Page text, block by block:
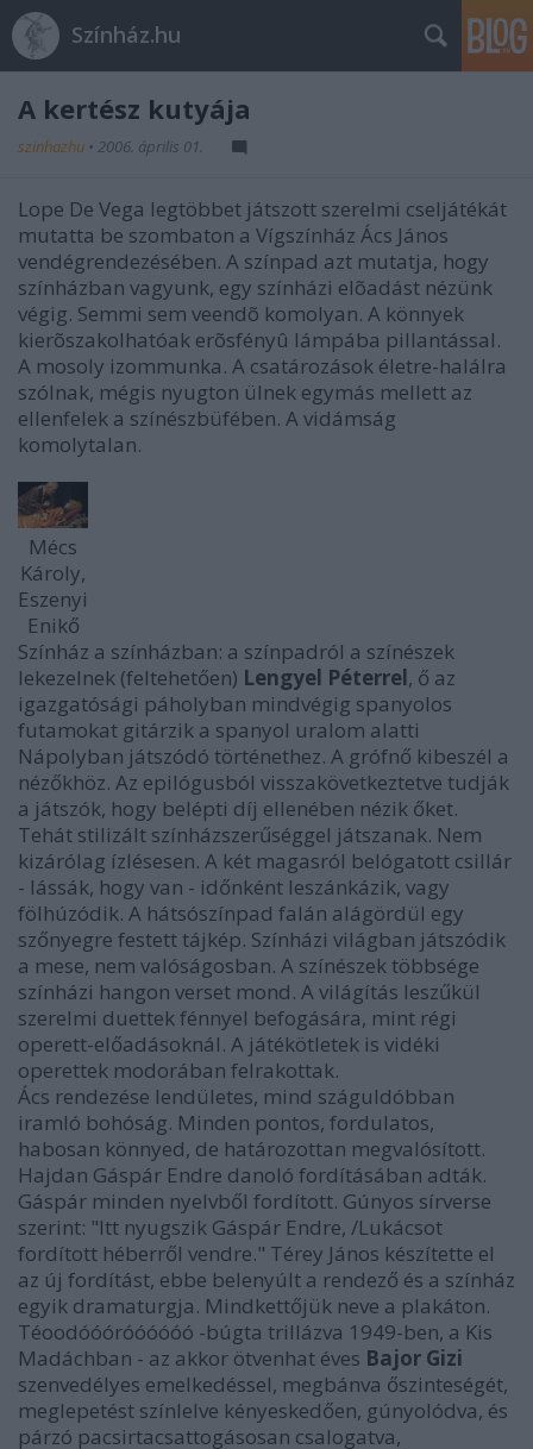
Színház.hu
A kertész kutyája
szinhazhu • 2006. április 01.
Lope De Vega legtöbbet játszott szerelmi cseljátékát
mutatta be szombaton a Vígszínház Ács János
vendégrendezésében. A színpad azt mutatja, hogy
színházban vagyunk, egy színházi elõadást nézünk
végig. Semmi sem veendõ komolyan. A könnyek
kierõszakolhatóak erõsfényû lámpába pillantással.
A mosoly izommunka. A csatározások életre-halálra
szólnak, mégis nyugton ülnek egymás mellett az
ellenfelek a színészbüfében. A vidámság
komolytalan.
Mécs
Károly,
Eszenyi
Enikő
Színház a színházban: a színpadról a színészek
lekezelnek (feltehetően) Lengyel Péterrel, ő az
igazgatósági páholyban mindvégig spanyolos
futamokat gitárzik a spanyol uralom alatti
Nápolyban játszódó történethez. A grófnő kibeszél a
nézőkhöz. Az epilógusból visszakövetkeztetve tudják
a játszók, hogy belépti díj ellenében nézik őket.
Tehát stilizált színházszerűséggel játszanak. Nem
kizárólag ízlésesen. A két magasról belógatott csillár
- lássák, hogy van - időnként leszánkázik, vagy
fölhúzódik. A hátsószínpad falán alágördül egy
szőnyegre festett tájkép. Színházi világban játszódik
a mese, nem valóságosban. A színészek többsége
színházi hangon verset mond. A világítás leszűkül
szerelmi duettek fénnyel befogására, mint régi
operett-előadásoknál. A játékötletek is vidéki
operettek modorában felrakottak.
Ács rendezése lendületes, mind száguldóbban
iramló bohóság. Minden pontos, fordulatos,
habosan könnyed, de határozottan megvalósított.
Hajdan Gáspár Endre danoló fordításában adták.
Gáspár minden nyelvből fordított. Gúnyos sírverse
szerint: "Itt nyugszik Gáspár Endre, /Lukácsot
fordított héberről vendre." Térey János készítette el
az új fordítást, ebbe belenyúlt a rendező és a színház
egyik dramaturgja. Mindkettőjük neve a plakáton.
Téoodóóóróóóóóó -búgta trillázva 1949-ben, a Kis
Madáchban - az akkor ötvenhat éves Bajor Gizi
szenvedélyes emelkedéssel, megbánva őszinteségét,
meglepetést színlelve kényeskedően, gúnyolódva, és
párzó pacsirtacsattogásosan csalogatva,